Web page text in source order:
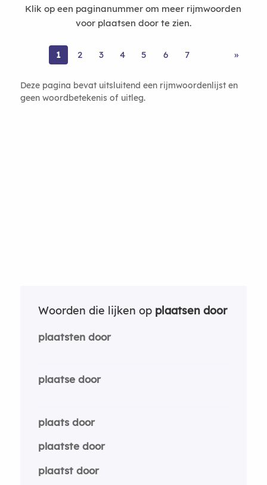
Klik op een paginanummer om meer rijmwoorden
voor plaatsen door te zien.
1 2 3 4 5 6 7 »
Deze pagina bevat uitsluitend een rijmwoordenlijst en
geen woordbetekenis of uitleg.
Woorden die lijken op plaatsen door
plaatsten door
plaatse door
plaats door
plaatste door
plaatst door